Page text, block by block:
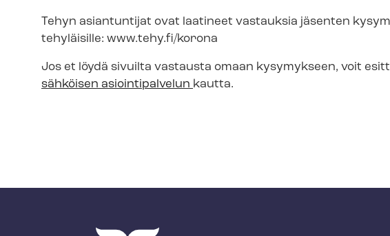
Tehyn asiantuntijat ovat laatineet vastauksia jäsenten
tehyläisille: www.tehy.fi/korona
Jos et löydä sivuilta vastausta omaan kysymykseen, voit
sähköisen asiointipalvelun kautta.